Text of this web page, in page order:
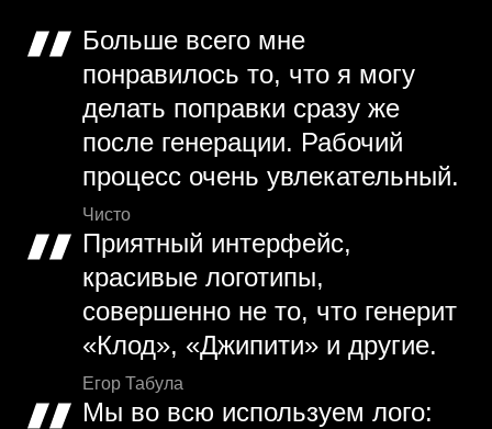
Больше всего мне
понравилось то, что я могу
делать поправки сразу же
после генерации. Рабочий
процесс очень увлекательный.
Чисто
Приятный интерфейс,
красивые логотипы,
совершенно не то, что генерит
«Клод», «Джипити» и другие.
Егор Табула
Мы во всю используем лого: